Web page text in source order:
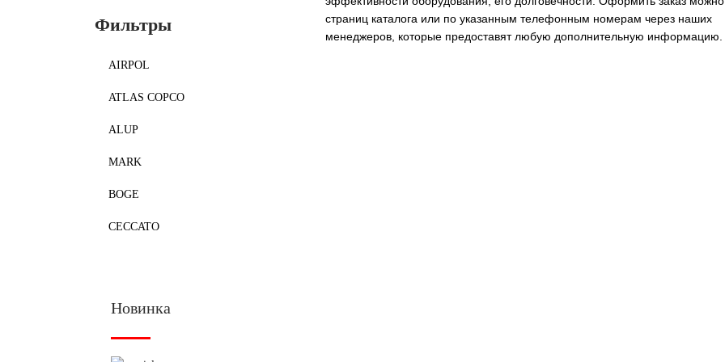
Фильтры
AIRPOL
ATLAS COPCO
ALUP
MARK
BOGE
CECCATO
Новинка
страниц каталога или по указанным телефонным номерам через наших
менеджеров, которые предоставят любую дополнительную информацию.